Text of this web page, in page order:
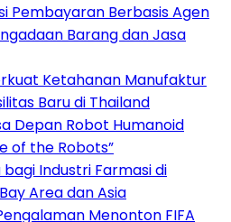
Pembayaran Berbasis Agen
Barang dan Jasa
Ketahanan Manufaktur
Baru di Thailand
Depan Robot Humanoid
of the Robots”
bagi Industri Farmasi di
Area dan Asia
Menonton FIFA